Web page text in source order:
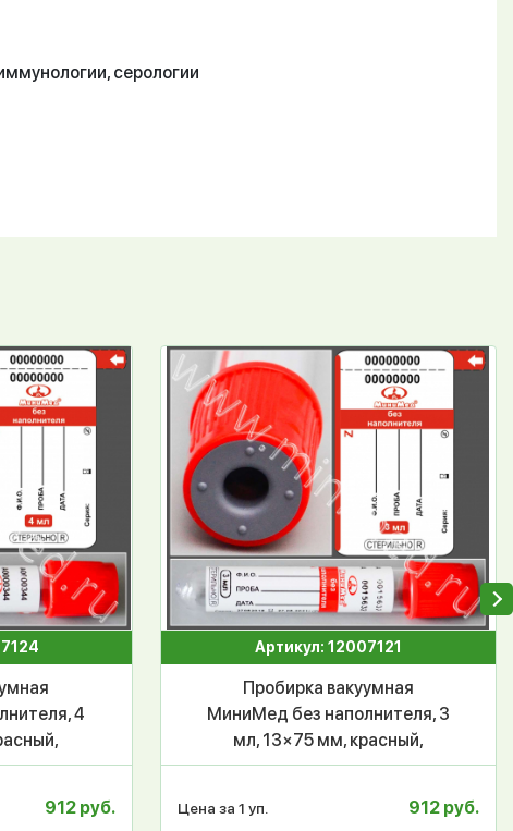
серологии
4
шт.
912 руб.
Артикул: 12007121
Пробирка вакуумная
МиниМед без наполнителя, 3
мл, 13×75 мм, красный,
ПЭТФ, уп.100 шт,СПЕЦЗАКАЗ
Цена за 1 уп. 912 руб.